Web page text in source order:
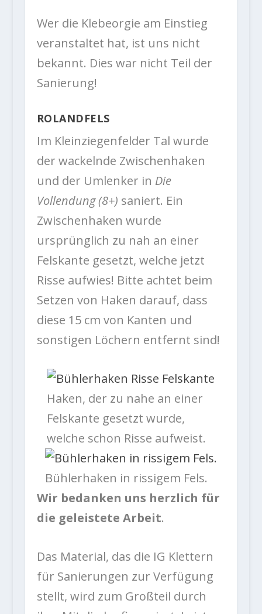
Wer die Klebeorgie am Einstieg
veranstaltet hat, ist uns nicht
bekannt. Dies war nicht Teil der
Sanierung!
ROLANDFELS
Im Kleinziegenfelder Tal wurde
der wackelnde Zwischenhaken
und der Umlenker in Die
Vollendung (8+) saniert. Ein
Zwischenhaken wurde
ursprünglich zu nah an einer
Felskante gesetzt, welche jetzt
Risse aufwies! Bitte achtet beim
Setzen von Haken darauf, dass
diese 15 cm von Kanten und
sonstigen Löchern entfernt sind!
Haken, der zu nahe an einer
Felskante gesetzt wurde,
welche schon Risse aufweist.
Bühlerhaken in rissigem Fels.
Wir bedanken uns herzlich für
die geleistete Arbeit.
Das Material, das die IG Klettern
für Sanierungen zur Verfügung
stellt, wird zum Großteil durch